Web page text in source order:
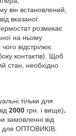
він встановлений,
вказаної
розмикає
на ньому
відстрілює
контактів). Щоб
стан, необхідно
тільки для
2000 грн. і вище).
замовленні від
для ОПТОВИКІВ.